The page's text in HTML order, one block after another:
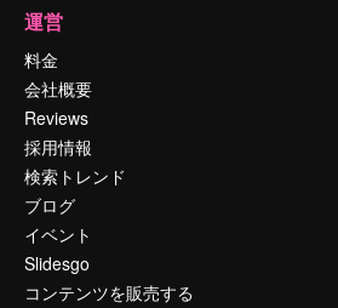
運営
料金
会社概要
Reviews
採用情報
検索トレンド
ブログ
イベント
Slidesgo
コンテンツを販売する